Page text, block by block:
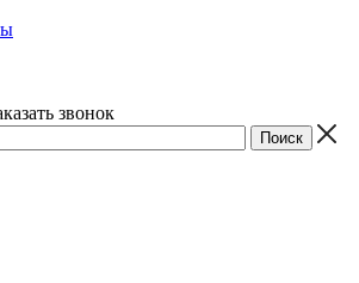
звонок